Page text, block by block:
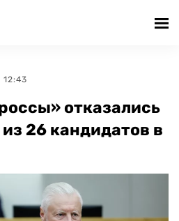
12:43
отказались
26 кандидатов в